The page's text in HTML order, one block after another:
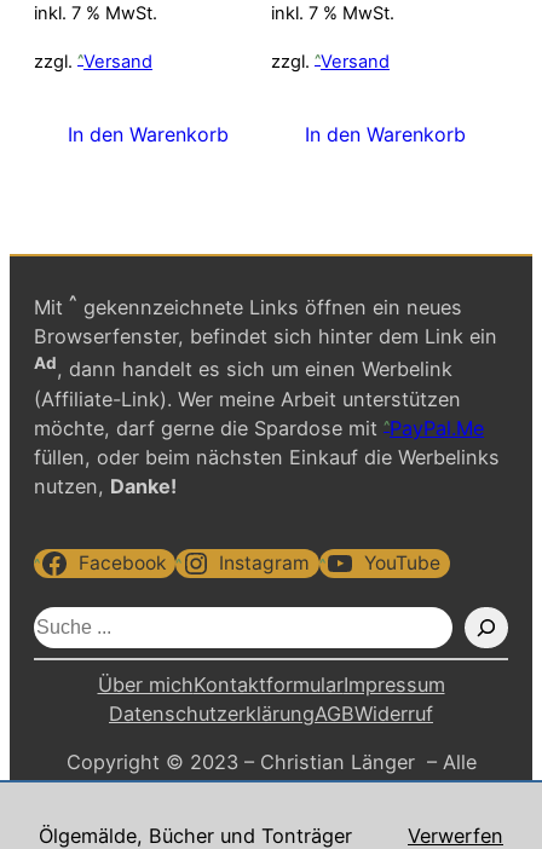
Ölgemälde, Bücher und Tonträger Verwerfen
6,00 €
5,00 €.
inkl. 7 % MwSt.
zzgl. Versand
In den Warenkorb
15,00 €
inkl. 7 % MwSt.
zzgl. Versand
In den Warenkorb
Mit ^ gekennzeichnete Links öffnen ein neues
Browserfenster, befindet sich hinter dem Link ein
Ad, dann handelt es sich um einen Werbelink
(Affiliate-Link). Wer meine Arbeit unterstützen
möchte, darf gerne die Spardose mit PayPal.Me
füllen, oder beim nächsten Einkauf die Werbelinks
nutzen, Danke!
Facebook Instagram YouTube
S
u
Über michKontaktformularImpressum
DatenschutzerklärungAGBWiderruf
Copyright © 2023 – Christian Länger – Alle